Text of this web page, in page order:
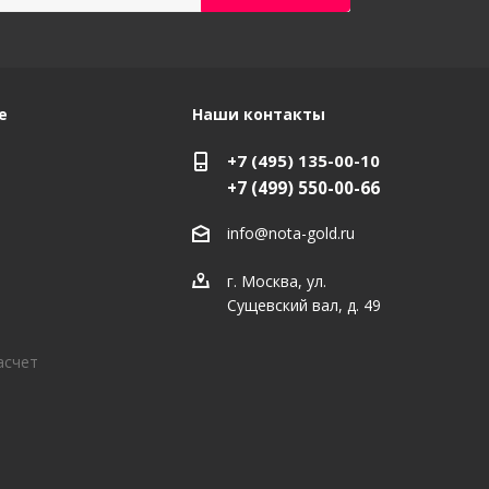
Наши контакты
+7 (495) 135-00-10
+7 (499) 550-00-66
info@nota-gold.ru
г. Москва, ул.
Сущевский вал, д. 49